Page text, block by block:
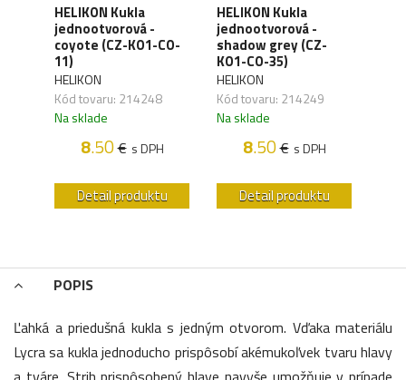
HELIKON Kukla
jednootvorová -
coyote (CZ-KO1-CO-
11)
HELIKON
Kód tovaru: 214248
Na sklade
8.50€ s DPH
Detail produktu
HELIKON Kukla
jednootvorová -
shadow grey (CZ-
KO1-CO-35)
HELIKON
Kód tovaru: 214249
Na sklade
8.50€ s DPH
Detail produktu
POPIS
Ľahká a priedušná kukla s jedným otvorom. Vďaka materiálu
Lycra sa kukla jednoducho prispôsobí akémukoľvek tvaru hlavy